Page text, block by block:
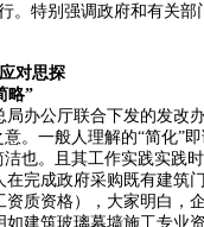
。特别强调政府和有关
对思探
略”
办公厅联合下发的发改
。一般人理解的“简化
也。且其工作实践实践
完成政府采购既有建
质资格），大家明白
建筑玻璃幕墙施工专业